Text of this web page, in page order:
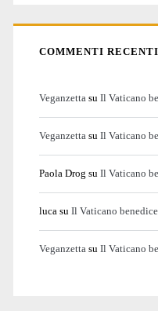
COMMENTI RECENTI
Veganzetta su Il Vaticano
Veganzetta su Il Vaticano
Paola Drog su Il Vaticano
luca su Il Vaticano
Veganzetta su Il Vaticano